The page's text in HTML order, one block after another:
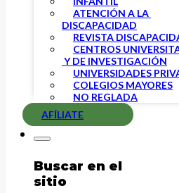
ATENCIÓN A LA
DISCAPACIDAD
REVISTA
CENTROS
Y DE INVESTIGACIÓN
UNIVERSIDADES
COLEGIOS MAYORES
NO REGLADA
AFÍLIATE
Buscar en el
sitio
Educación
Asistencia y
desde junio, se
ocasionada por
etapa
situación,
desprotegido